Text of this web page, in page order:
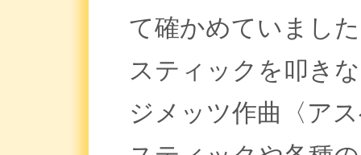
て確かめていまし
スティックを叩き
ジメッツ作曲〈ア